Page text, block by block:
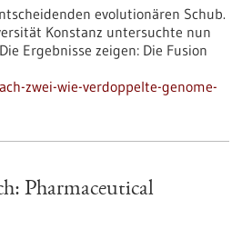
evolutionären Schub.
Konstanz untersuchte nun
Ergebnisse zeigen: Die Fusion
zwei-wie-verdoppelte-genome-
Pharmaceutical